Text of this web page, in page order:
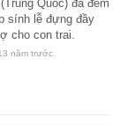
Quốc) đã đem
sính lễ đựng đầy
cho con trai.
năm trước